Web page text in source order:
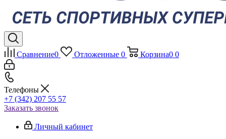
Сравнение0 Отложенные 0 Корзина0 0
Телефоны
+7 (342) 207 55 57
Заказать звонок
Личный кабинет